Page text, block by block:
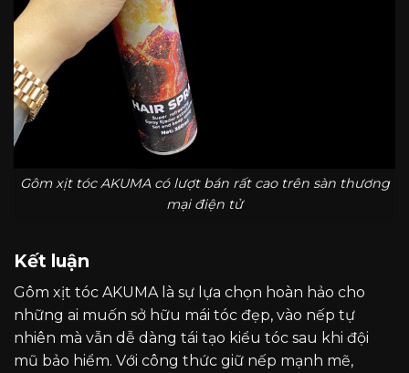
Gôm xịt tóc AKUMA có lượt bán rất cao trên sàn thương
mại điện tử
Kết luận
Gôm xịt tóc AKUMA là sự lựa chọn hoàn hảo cho
những ai muốn sở hữu mái tóc đẹp, vào nếp tự
nhiên mà vẫn dễ dàng tái tạo kiểu tóc sau khi đội
mũ bảo hiểm. Với công thức giữ nếp mạnh mẽ,